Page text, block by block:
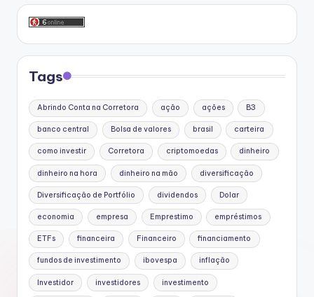
Tags
Abrindo Conta na Corretora ação ações B3
banco central Bolsa de valores brasil carteira
como investir Corretora criptomoedas dinheiro
dinheiro na hora dinheiro na mão diversificação
Diversificação de Portfólio dividendos Dolar
economia empresa Emprestimo empréstimos
ETFs financeira Financeiro financiamento
fundos de investimento ibovespa inflação
Investidor investidores investimento